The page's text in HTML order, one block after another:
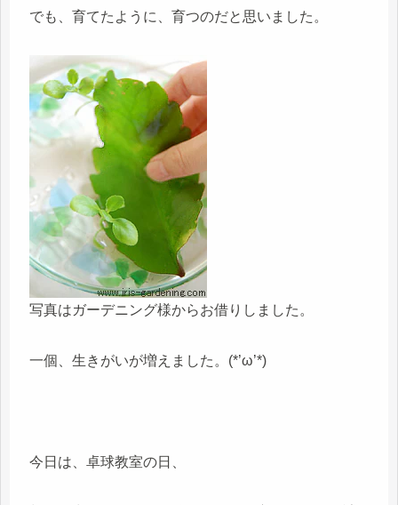
でも、育てたように、育つのだと思いました。
写真はガーデニング様からお借りしました。
一個、生きがいが増えました。(*’ω’*)
今日は、卓球教室の日、